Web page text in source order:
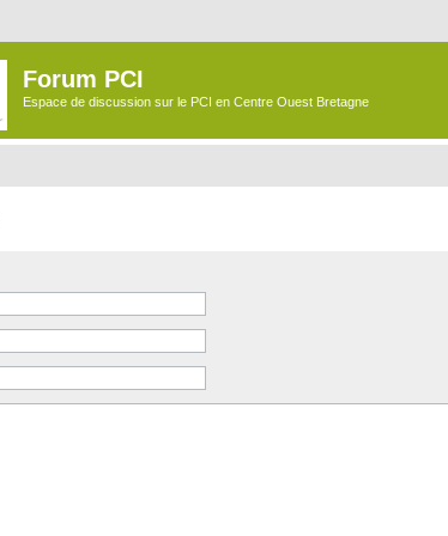
Forum PCI
Espace de discussion sur le PCI en Centre Ouest Bretagne